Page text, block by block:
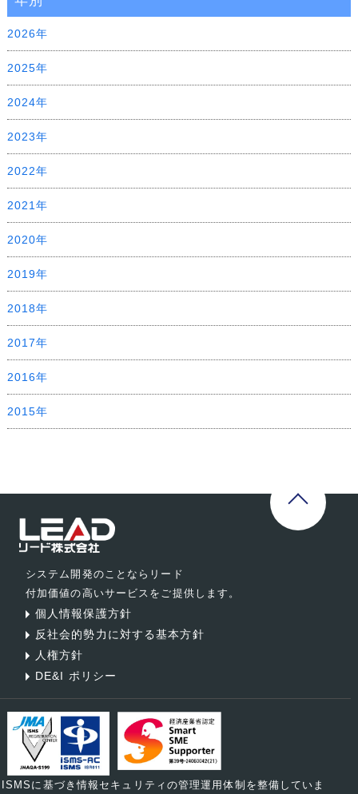
2026年
2025年
2024年
2023年
2022年
2021年
2020年
2019年
2018年
2017年
2016年
2015年
システム開発のことならリード
付加価値の高いサービスをご提供します。
個人情報保護方針
反社会的勢力に対する基本方針
人権方針
DE&I ポリシー
ISMSに基づき情報セキュリティの管理運用体制を整備していま